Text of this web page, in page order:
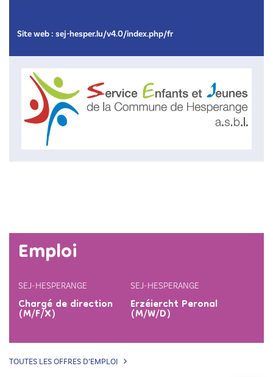
Site web : sej-hesper.lu/v4.0/index.php/fr
Emploi
SEJ-HESPERANGE
Chargé de direction
(M/F/X)
SEJ-HESPERANGE
Erzéiercht Peronal
(M/W/D)
TOUTES LES OFFRES D’EMPLOI